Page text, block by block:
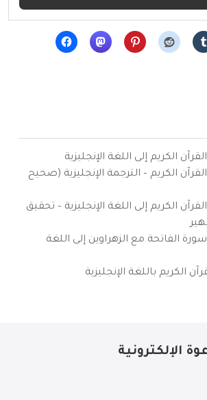
الكريم إلى اللغة الإنجليزية
الكريم – الترجمة الإنجليزية (صحيح
الكريم إلى اللغة الإنجليزية – تحقيق
الفاتحة مع الزهراوين إلى اللغة
الكريم باللغة الإنجليزية
الإلكترونية